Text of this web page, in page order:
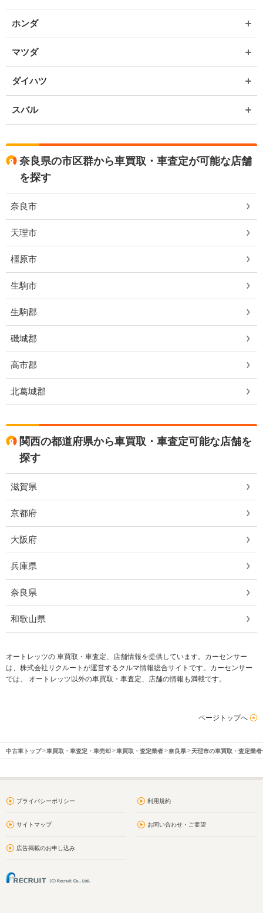
ホンダ
マツダ
ダイハツ
スバル
奈良県の市区群から車買取・車査定が可能な店舗
を探す
奈良市
天理市
橿原市
生駒市
生駒郡
磯城郡
高市郡
北葛城郡
関西の都道府県から車買取・車査定可能な店舗を
探す
滋賀県
京都府
大阪府
兵庫県
奈良県
和歌山県
オートレッツの 車買取・車査定、店舗情報を提供しています。カーセンサー
は、株式会社リクルートが運営するクルマ情報総合サイトです。カーセンサー
では、 オートレッツ以外の車買取・車査定、店舗の情報も満載です。
ページトップへ
中古車トップ 車買取・車査定・車売却 車買取・査定業者 奈良県 天理市の車買取・査定業者
プライバシーポリシー 利用規約
サイトマップ お問い合わせ・ご要望
広告掲載のお申し込み